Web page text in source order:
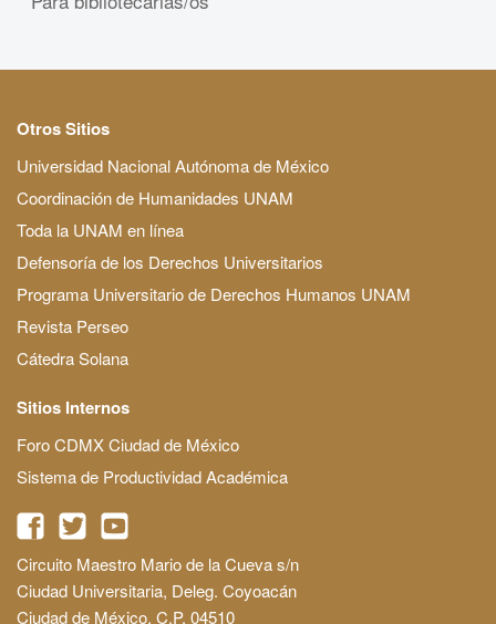
Otros Sitios
Universidad Nacional Autónoma de México
Coordinación de Humanidades UNAM
Toda la UNAM en línea
Defensoría de los Derechos Universitarios
Programa Universitario de Derechos Humanos UNAM
Revista Perseo
Cátedra Solana
Sitios Internos
Foro CDMX Ciudad de México
Sistema de Productividad Académica
Circuito Maestro Mario de la Cueva s/n
Ciudad Universitaria, Deleg. Coyoacán
Ciudad de México, C.P. 04510